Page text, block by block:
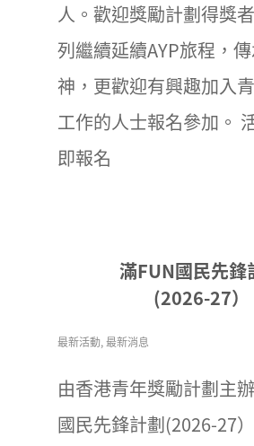
人。歡迎獎勵計劃得獎
列繼續延續AYP旅程，
神，更歡迎有興趣加入
工作的人士報名參加。
即報名
滿FUN國民先鋒
(2026-27）
最新活動, 最新消息
由香港青年獎勵計劃主
國民先鋒計劃(2026-27